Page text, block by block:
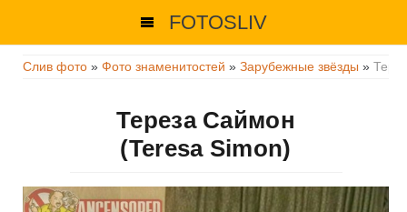
FOTOSLIV
Слив фото » Фото знаменитостей » Зарубежные звёзды »
Тереза ​​Саймон
(Teresa Simon)